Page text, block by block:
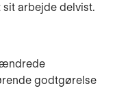
arbejde delvist.
godtgørelse